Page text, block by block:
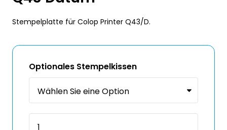
Stempelplatte für Colop Printer Q43/D.
Optionales Stempelkissen